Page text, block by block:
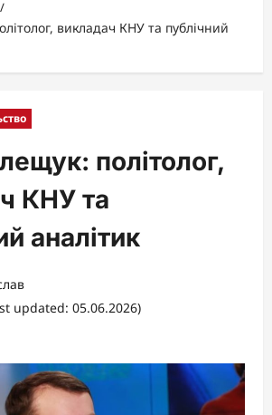
викладач КНУ та публічний
політолог,
КНУ та
аналітик
updated: 05.06.2026)